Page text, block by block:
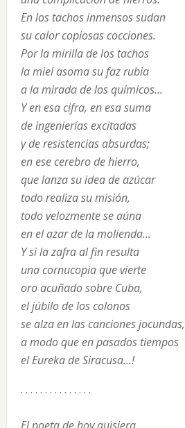
En los tachos inmensos sudan
su calor copiosas cocciones.
Por la mirilla de los tachos
la miel asoma su faz rubia
a la mirada de los químicos...
Y en esa cifra, en esa suma
de ingenierías excitadas
y de resistencias absurdas;
en ese cerebro de hierro,
que lanza su idea de azúcar
todo realiza su misión,
todo velozmente se aúna
en el azar de la molienda...
Y si la zafra al fin resulta
una cornucopia que vierte
oro acuñado sobre Cuba,
el júbilo de los colonos
se alza en las canciones jocundas,
a modo que en pasados tiempos
el Eureka de Siracusa...!
. . . . . . . . . . . . . . .